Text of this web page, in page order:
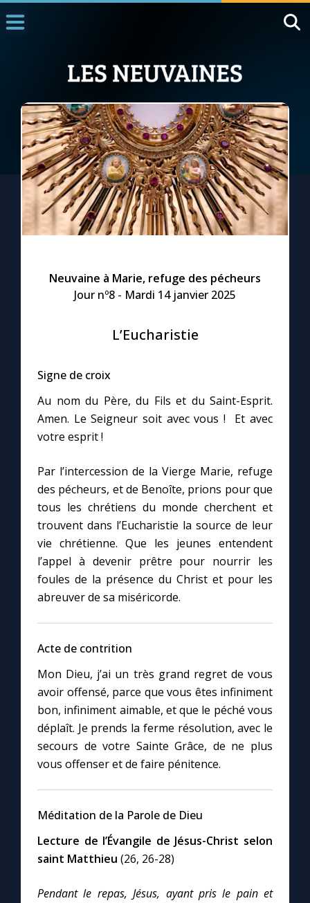
1000 Raisons de Croire
L'actualité de la semaine
La chaîne Youtube
La vidéo de la semaine
Le magazine
Le site internet
Prier au quotidien
Avec Thérèse de Lisieux
L'Évangile chaque jour
Les premiers samedis du mois
Me consacrer à Jésus par Marie
Mes intentions de prière
Une neuvaine
À la une
1000 Raisons de Croire
Neuvaine à Marie, refuge des pécheurs
Jour nº8 - Mardi 14 janvier 2025
L’Eucharistie
Signe de croix
Au nom du Père, du Fils et du Saint-Esprit.
Amen. Le Seigneur soit avec vous ! Et avec
votre esprit !
Par l’intercession de la Vierge Marie, refuge
des pécheurs, et de Benoîte, prions pour que
tous les chrétiens du monde cherchent et
trouvent dans l’Eucharistie la source de leur
vie chrétienne. Que les jeunes entendent
l’appel à devenir prêtre pour nourrir les
foules de la présence du Christ et pour les
abreuver de sa miséricorde.
Acte de contrition
Mon Dieu, j’ai un très grand regret de vous
avoir offensé, parce que vous êtes infiniment
bon, infiniment aimable, et que le péché vous
déplaît. Je prends la ferme résolution, avec le
secours de votre Sainte Grâce, de ne plus
vous offenser et de faire pénitence.
Méditation de la Parole de Dieu
Lecture de l’Évangile de Jésus-Christ selon
saint Matthieu (26, 26-28)
Pendant le repas, Jésus, ayant pris le pain et